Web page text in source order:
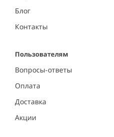
Блог
Контакты
Пользователям
Вопросы-ответы
Оплата
Доставка
Акции